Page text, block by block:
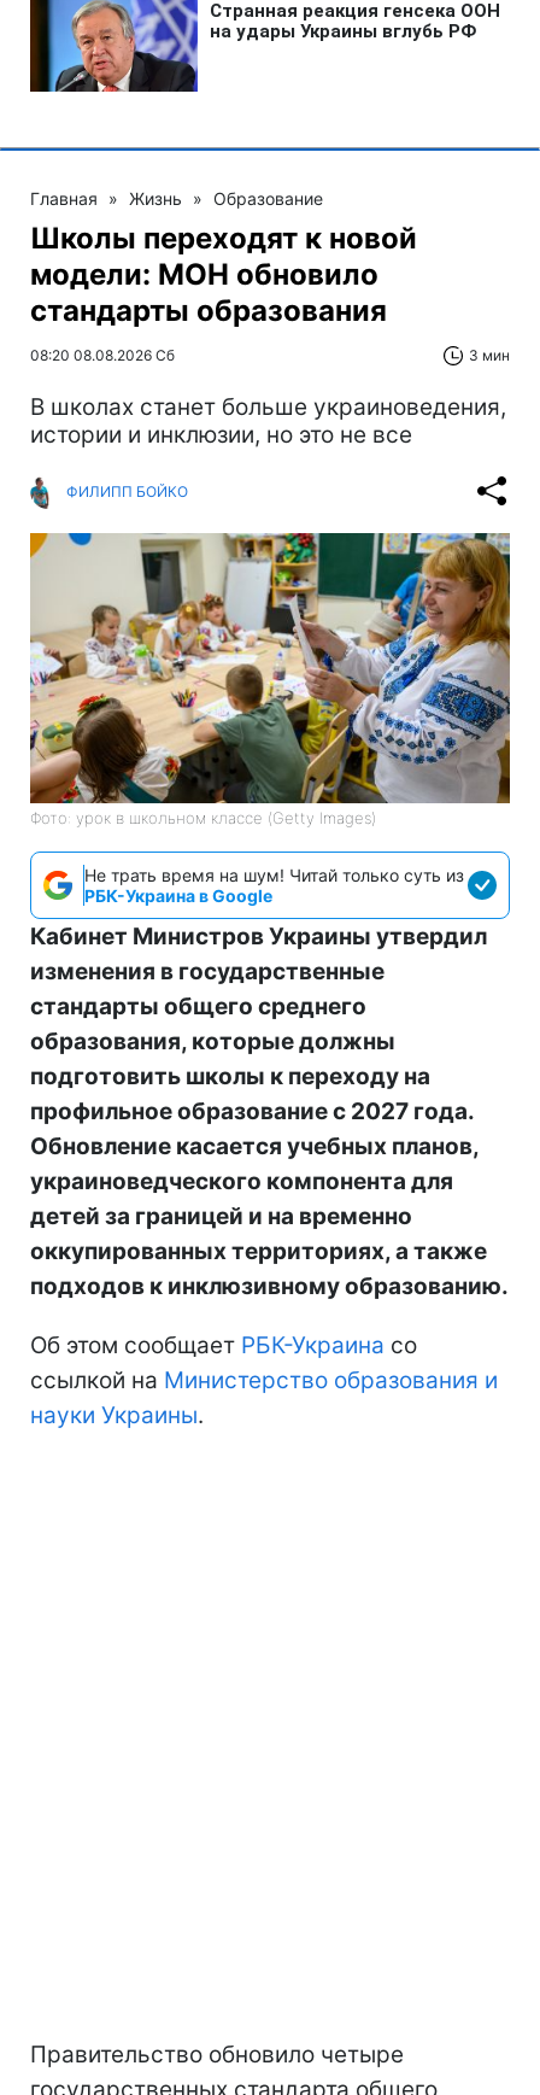
Главная » Жизнь » Образование
Школы переходят к новой
модели: МОН обновило
стандарты образования
08:20 08.08.2026 Сб 3 мин
В школах станет больше украиноведения,
истории и инклюзии, но это не все
ФИЛИПП БОЙКО
Фото: урок в школьном классе (Getty Images)
Не трать время на шум! Читай только суть из
РБК-Украина в Google
Кабинет Министров Украины утвердил
изменения в государственные
стандарты общего среднего
образования, которые должны
подготовить школы к переходу на
профильное образование с 2027 года.
Обновление касается учебных планов,
украиноведческого компонента для
детей за границей и на временно
оккупированных территориях, а также
подходов к инклюзивному образованию.
Об этом сообщает РБК-Украина со
ссылкой на Министерство образования и
науки Украины.
Правительство обновило четыре
государственных стандарта общего